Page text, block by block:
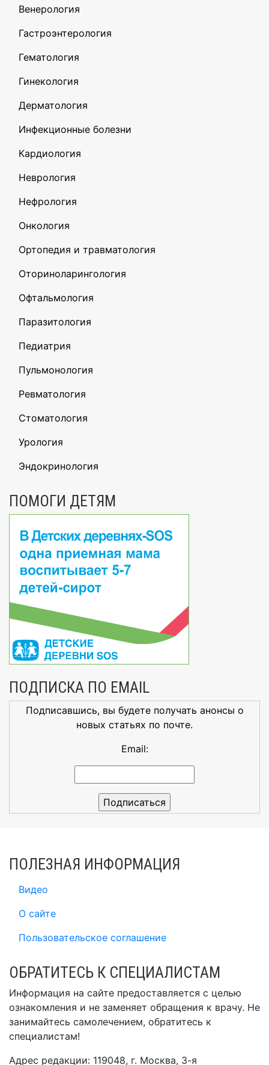
Венерология
Гастроэнтерология
Гематология
Гинекология
Дерматология
Инфекционные болезни
Кардиология
Неврология
Нефрология
Онкология
Ортопедия и травматология
Оториноларингология
Офтальмология
Паразитология
Педиатрия
Пульмонология
Ревматология
Стоматология
Урология
Эндокринология
ПОМОГИ ДЕТЯМ
ПОДПИСКА ПО EMAIL
Подписавшись, вы будете получать анонсы о
новых статьях по почте.
Email:
ПОЛЕЗНАЯ ИНФОРМАЦИЯ
Видео
О сайте
Пользовательское соглашение
ОБРАТИТЕСЬ К СПЕЦИАЛИСТАМ
Информация на сайте предоставляется с целью
ознакомления и не заменяет обращения к врачу. Не
занимайтесь самолечением, обратитесь к
специалистам!
Адрес редакции: 119048, г. Москва, 3-я